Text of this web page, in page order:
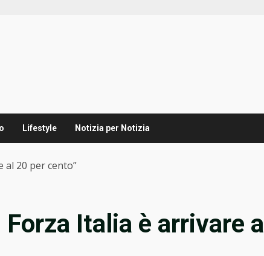
Lifestyle Notizia per Notizia
al 20 per cento”
Italia è arrivare al